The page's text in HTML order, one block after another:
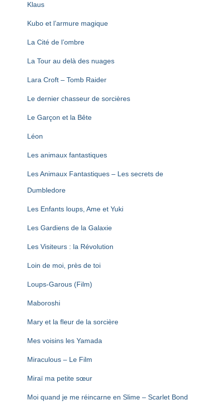
Klaus
Kubo et l’armure magique
La Cité de l’ombre
La Tour au delà des nuages
Lara Croft – Tomb Raider
Le dernier chasseur de sorcières
Le Garçon et la Bête
Léon
Les animaux fantastiques
Les Animaux Fantastiques – Les secrets de
Dumbledore
Les Enfants loups, Ame et Yuki
Les Gardiens de la Galaxie
Les Visiteurs : la Révolution
Loin de moi, près de toi
Loups-Garous (Film)
Maboroshi
Mary et la fleur de la sorcière
Mes voisins les Yamada
Miraculous – Le Film
Miraï ma petite sœur
Moi quand je me réincarne en Slime – Scarlet Bond